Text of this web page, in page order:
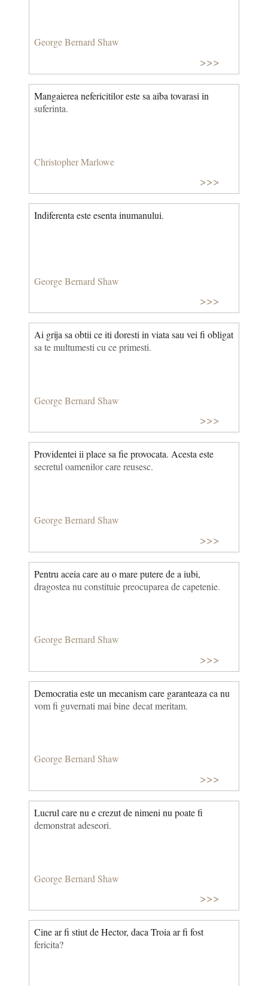
George Bernard Shaw
>>>
Mangaierea nefericitilor este sa aiba tovarasi in
suferinta.
Christopher Marlowe
>>>
Indiferenta este esenta inumanului.
George Bernard Shaw
>>>
Ai grija sa obtii ce iti doresti in viata sau vei fi obligat
sa te multumesti cu ce primesti.
George Bernard Shaw
>>>
Providentei ii place sa fie provocata. Acesta este
secretul oamenilor care reusesc.
George Bernard Shaw
>>>
Pentru aceia care au o mare putere de a iubi,
dragostea nu constituie preocuparea de capetenie.
George Bernard Shaw
>>>
Democratia este un mecanism care garanteaza ca nu
vom fi guvernati mai bine decat meritam.
George Bernard Shaw
>>>
Lucrul care nu e crezut de nimeni nu poate fi
demonstrat adeseori.
George Bernard Shaw
>>>
Cine ar fi stiut de Hector, daca Troia ar fi fost
fericita?